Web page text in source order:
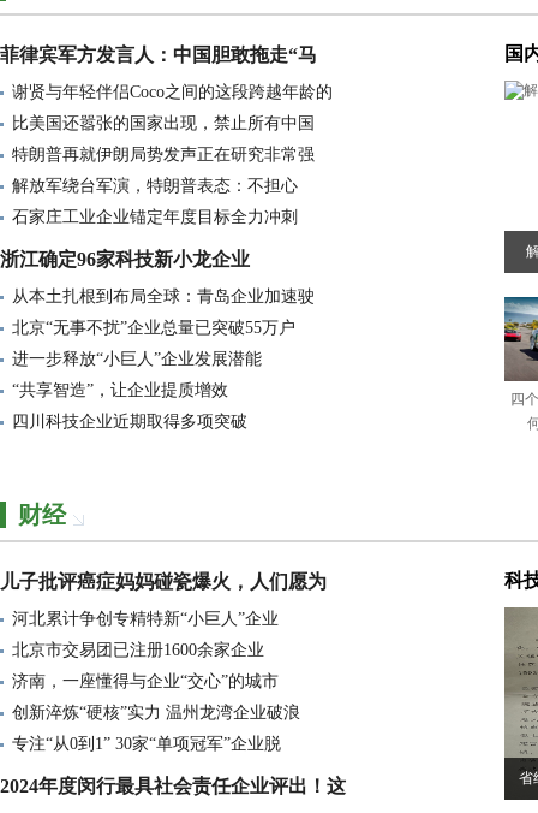
赖清德喊话大陆对话，提出两岸有
王瑞斌致人死亡案证据有假适用法
比美国还嚣张的国家出现，禁止所
罪证显示731部队将活人反复用于毒
俄罗斯和乌克兰之间的战争再次升
驻汉央企员工在上海一医院勇斗歹
临阵脱逃，高市早苗辩论前突然“
介甫资本市场研究院投资委员会正
省纪委督办批转南阳纪委立案不查
越战老兵范长发29年艰难维权
省纪委督办批转南阳纪委立案不查
米兰冬奥会中国参赛运动员名单公
儿子批评癌症妈妈碰瓷爆火，人们
柏盛健康发布实践手册 探索“管
加拿大总理一到中国下了舷梯就开
加拿大总理一到中国下了舷梯就开
特朗普再就伊朗局势发声正在研究
美军连扣两艘油轮 美方：都是委
解放军绕台军演，特朗普表态：不
菲律宾军方发言人：中国胆敢拖走“马
谢贤与年轻伴侣Coco之间的这段跨越年龄的
比美国还嚣张的国家出现，禁止所有中国
特朗普再就伊朗局势发声正在研究非常强
解放军绕台军演，特朗普表态：不担心
石家庄工业企业锚定年度目标全力冲刺
浙江确定96家科技新小龙企业
从本土扎根到布局全球：青岛企业加速驶
北京“无事不扰”企业总量已突破55万户
进一步释放“小巨人”企业发展潜能
“共享智造”，让企业提质增效
四川科技企业近期取得多项突破
国
四
财经
儿子批评癌症妈妈碰瓷爆火，人们愿为
河北累计争创专精特新“小巨人”企业
北京市交易团已注册1600余家企业
济南，一座懂得与企业“交心”的城市
创新淬炼“硬核”实力 温州龙湾企业破浪
专注“从0到1” 30家“单项冠军”企业脱
2024年度闵行最具社会责任企业评出！这
科
省